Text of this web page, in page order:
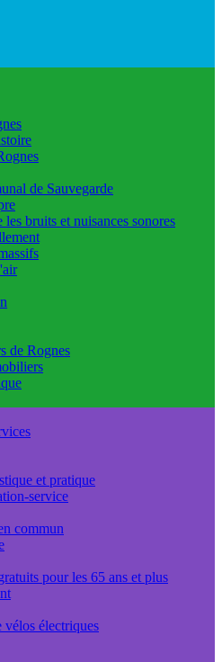
de Sauvegarde
bruits et nuisances sonores
de Rognes
et pratique
service
commun
pour les 65 ans et plus
électriques